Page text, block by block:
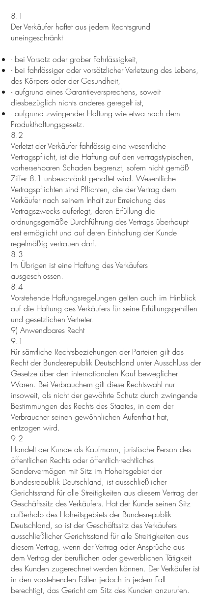
8.1
Der Verkäufer haftet aus jedem Rechtsgrund
uneingeschränkt
- bei Vorsatz oder grober Fahrlässigkeit,
- bei fahrlässiger oder vorsätzlicher Verletzung des Lebens,
des Körpers oder der Gesundheit,
- aufgrund eines Garantieversprechens, soweit
diesbezüglich nichts anderes geregelt ist,
- aufgrund zwingender Haftung wie etwa nach dem
Produkthaftungsgesetz.
8.2
Verletzt der Verkäufer fahrlässig eine wesentliche
Vertragspflicht, ist die Haftung auf den vertragstypischen,
vorhersehbaren Schaden begrenzt, sofern nicht gemäß
Ziffer 8.1 unbeschränkt gehaftet wird. Wesentliche
Vertragspflichten sind Pflichten, die der Vertrag dem
Verkäufer nach seinem Inhalt zur Erreichung des
Vertragszwecks auferlegt, deren Erfüllung die
ordnungsgemäße Durchführung des Vertrags überhaupt
erst ermöglicht und auf deren Einhaltung der Kunde
regelmäßig vertrauen darf.
8.3
Im Übrigen ist eine Haftung des Verkäufers
ausgeschlossen.
8.4
Vorstehende Haftungsregelungen gelten auch im Hinblick
auf die Haftung des Verkäufers für seine Erfüllungsgehilfen
und gesetzlichen Vertreter.
9) Anwendbares Recht
9.1
Für sämtliche Rechtsbeziehungen der Parteien gilt das
Recht der Bundesrepublik Deutschland unter Ausschluss der
Gesetze über den internationalen Kauf beweglicher
Waren. Bei Verbrauchern gilt diese Rechtswahl nur
insoweit, als nicht der gewährte Schutz durch zwingende
Bestimmungen des Rechts des Staates, in dem der
Verbraucher seinen gewöhnlichen Aufenthalt hat,
entzogen wird.
9.2
Handelt der Kunde als Kaufmann, juristische Person des
öffentlichen Rechts oder öffentlich-rechtliches
Sondervermögen mit Sitz im Hoheitsgebiet der
Bundesrepublik Deutschland, ist ausschließlicher
Gerichtsstand für alle Streitigkeiten aus diesem Vertrag der
Geschäftssitz des Verkäufers. Hat der Kunde seinen Sitz
außerhalb des Hoheitsgebiets der Bundesrepublik
Deutschland, so ist der Geschäftssitz des Verkäufers
ausschließlicher Gerichtsstand für alle Streitigkeiten aus
diesem Vertrag, wenn der Vertrag oder Ansprüche aus
dem Vertrag der beruflichen oder gewerblichen Tätigkeit
des Kunden zugerechnet werden können. Der Verkäufer ist
in den vorstehenden Fällen jedoch in jedem Fall
berechtigt, das Gericht am Sitz des Kunden anzurufen.